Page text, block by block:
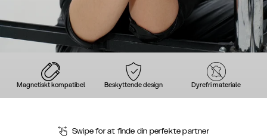
Magnetiskt kompatibel Beskyttende design Dyrefri materiale
Swipe for at finde din perfekte partner